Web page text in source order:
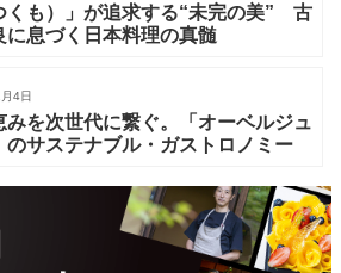
くも）」が追求する“未完の美” 古
に息づく日本料理の真髄
4日
みを次世代に繋ぐ。「オーベルジュ
のサステナブル・ガストロノミー